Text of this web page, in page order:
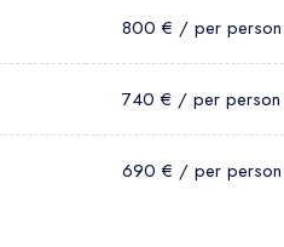
800 € / per person
740 € / per person
690 € / per person